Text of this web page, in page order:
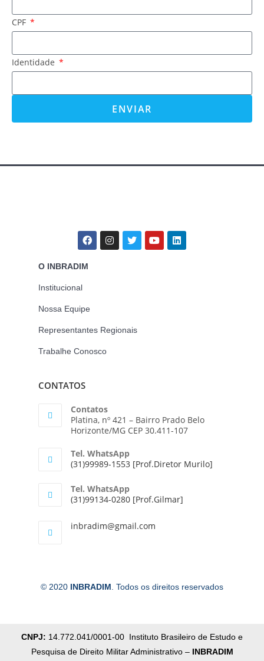
CPF
Identidade
ENVIAR
O INBRADIM
Institucional
Nossa Equipe
Representantes Regionais
Trabalhe Conosco
CONTATOS
Contatos
Platina, nº 421 – Bairro Prado Belo
Horizonte/MG CEP 30.411-107
Tel. WhatsApp
(31)99989-1553 [Prof.Diretor Murilo]
Tel. WhatsApp
(31)99134-0280 [Prof.Gilmar]
inbradim@gmail.com
© 2020 INBRADIM . Todos os direitos reservados
CNPJ: 14.772.041/0001-00 Instituto Brasileiro de Estudo e
Pesquisa de Direito Militar Administrativo – INBRADIM